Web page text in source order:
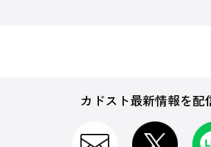
カドスト最新情報を配